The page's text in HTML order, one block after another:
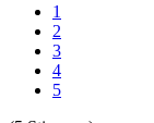
1
2
3
4
5